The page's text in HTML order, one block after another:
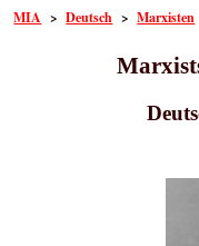
MIA >Deutsch >Marxisten